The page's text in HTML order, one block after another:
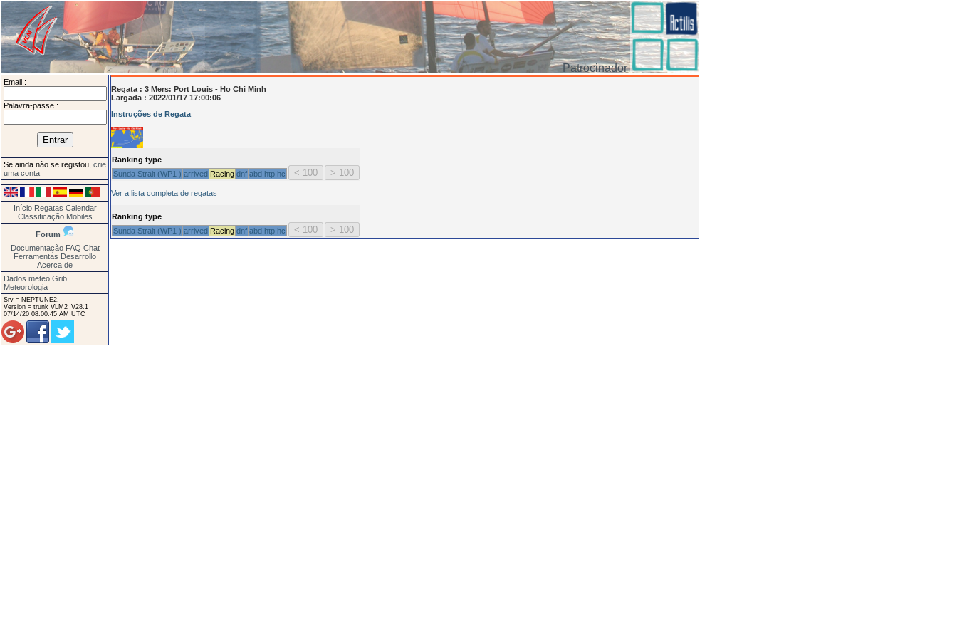
Patrocinador
Email :
Palavra-passe :
Se ainda não se registou, crie
uma conta
Início Regatas Calendar
Classificação Mobiles
Forum
Documentação FAQ Chat
Ferramentas Desarrollo
Acerca de
Dados meteo Grib
Meteorologia
Srv = NEPTUNE2.
Version = trunk VLM2_V28.1_
07/14/20 08:00:45 AM UTC
Regata : 3 Mers: Port Louis - Ho Chi Minh
Largada : 2022/01/17 17:00:06
Instruções de Regata
Ranking type
Sunda Strait (WP1 ) arrived Racing dnf abd htp hc
Ver a lista completa de regatas
Ranking type
Sunda Strait (WP1 ) arrived Racing dnf abd htp hc